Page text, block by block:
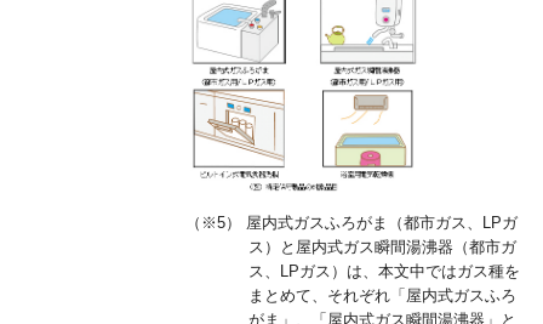
（※5） 屋内式ガスふろがま（都市ガス、LPガ
ス）と屋内式ガス瞬間湯沸器（都市ガ
ス、LPガス）は、本文中ではガス種を
まとめて、それぞれ「屋内式ガスふろ
がま」、「屋内式ガス瞬間湯沸器」と